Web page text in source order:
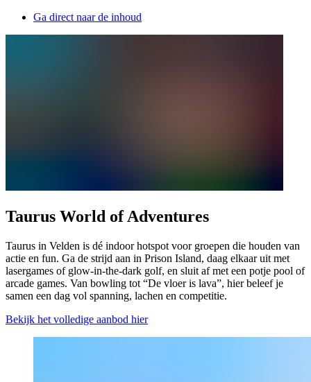
Ga direct naar de inhoud
Taurus World of Adventures
Taurus in Velden is dé indoor hotspot voor groepen die houden van
actie en fun. Ga de strijd aan in Prison Island, daag elkaar uit met
lasergames of glow-in-the-dark golf, en sluit af met een potje pool of
arcade games. Van bowling tot “De vloer is lava”, hier beleef je
samen een dag vol spanning, lachen en competitie.
Bekijk het volledige aanbod hier